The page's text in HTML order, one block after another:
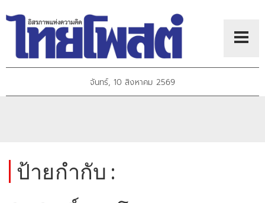
จันทร์, 10 สิงหาคม 2569
ป้ายกำกับ :